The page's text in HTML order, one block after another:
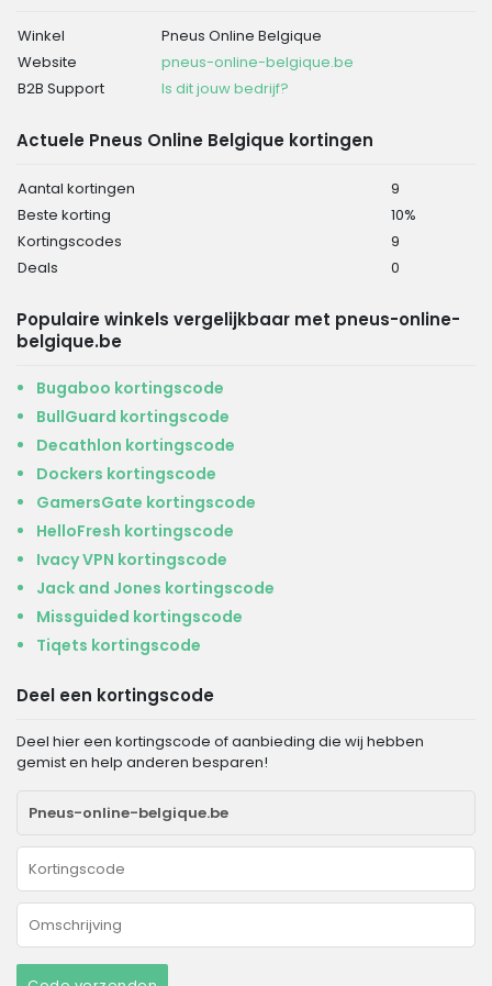
Winkel
Pneus Online Belgique
Website
pneus-online-belgique.be
B2B Support
Is dit jouw bedrijf?
Actuele Pneus Online Belgique kortingen
Aantal kortingen
9
Beste korting
10%
Kortingscodes
9
Deals
0
Populaire winkels vergelijkbaar met pneus-online-
belgique.be
Bugaboo kortingscode
BullGuard kortingscode
Decathlon kortingscode
Dockers kortingscode
GamersGate kortingscode
HelloFresh kortingscode
Ivacy VPN kortingscode
Jack and Jones kortingscode
Missguided kortingscode
Tiqets kortingscode
Deel een kortingscode
Deel hier een kortingscode of aanbieding die wij hebben
gemist en help anderen besparen!